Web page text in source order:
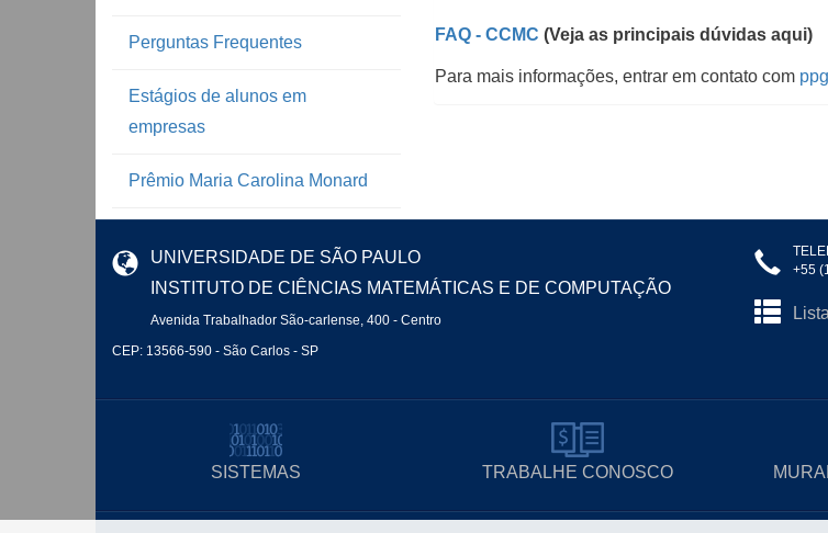
Perguntas Frequentes
Estágios de alunos em
empresas
Prêmio Maria Carolina Monard
FAQ - CCMC (Veja as principais dúvidas aqui)
Para mais informações, entrar em contato com
UNIVERSIDADE DE SÃO PAULO
INSTITUTO DE CIÊNCIAS MATEMÁTICAS E DE COMPUTAÇÃO
Avenida Trabalhador São-carlense, 400 - Centro
CEP: 13566-590 - São Carlos - SP
+55
SISTEMAS TRABALHE CONOSCO